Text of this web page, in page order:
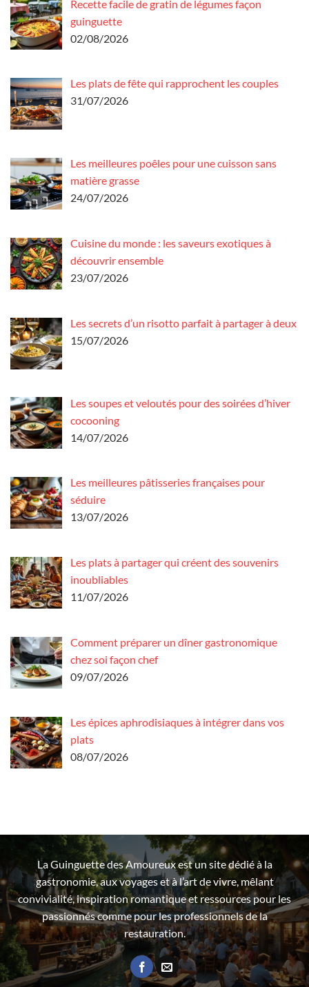
Recette facile de gratin de légumes façon
guinguette
02/08/2026
Les plats de fête qui rapprochent les couples
31/07/2026
Les meilleures poêles pour une cuisson sans
matière grasse
24/07/2026
Cuisine du monde : les saveurs exotiques à
découvrir ensemble
23/07/2026
Les secrets d’un risotto parfait à partager à deux
15/07/2026
Les soupes et veloutés pour des soirées d’hiver
cocooning
14/07/2026
Les meilleures pâtisseries françaises pour
séduire
13/07/2026
Les plats à partager qui créent des souvenirs
inoubliables
11/07/2026
Comment préparer un dîner gastronomique
chez soi façon chef
09/07/2026
Les épices aphrodisiaques à intégrer dans vos
plats
08/07/2026
La Guinguette des Amoureux est un site dédié à la
gastronomie, aux voyages et à l’art de vivre, mêlant
convivialité, inspiration romantique et ressources pour les
passionnés comme pour les professionnels de la
restauration.